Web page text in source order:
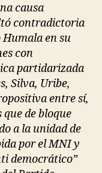
causa
contradictoria
en su
con
partidarizada
Silva, Uribe,
entre sí,
de bloque
a la unidad de
por el MNI y
democrático”